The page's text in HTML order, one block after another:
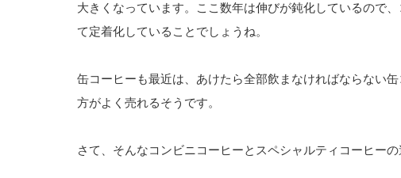
大きくなっています。ここ数年は伸びが鈍化しているので
て定着化していることでしょうね。
缶コーヒーも最近は、あけたら全部飲まなければならない
方がよく売れるそうです。
さて、そんなコンビニコーヒーとスペシャルティコーヒー